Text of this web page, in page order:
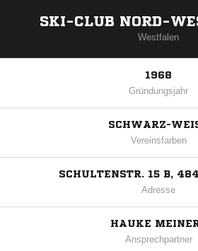
SKI-CLUB NORD-
Westfalen
1968
Gründungsjahr
SCHWARZ-
Vereinsfarben
SCHULTENSTR. 15 B,
Adresse
HAUKE
Ansprechpartner